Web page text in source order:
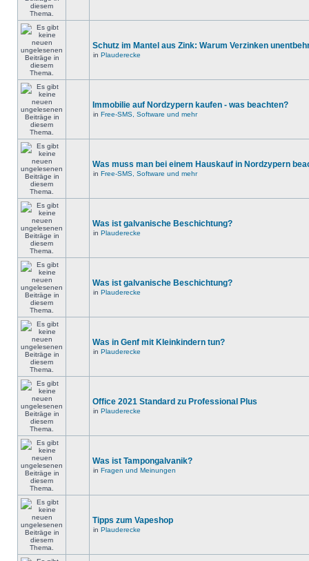
Schutz im Mantel aus Zink: Warum Verzinken
in Plauderecke
Immobilie auf Nordzypern kaufen - was beachten?
in Free-SMS, Software und mehr
Was muss man bei einem Hauskauf in Nordzypern
in Free-SMS, Software und mehr
Was ist galvanische Beschichtung?
in Plauderecke
Was ist galvanische Beschichtung?
in Plauderecke
Was in Genf mit Kleinkindern tun?
in Plauderecke
Office 2021 Standard zu Professional Plus
in Plauderecke
Was ist Tampongalvanik?
in Fragen und Meinungen
Tipps zum Vapeshop
in Plauderecke